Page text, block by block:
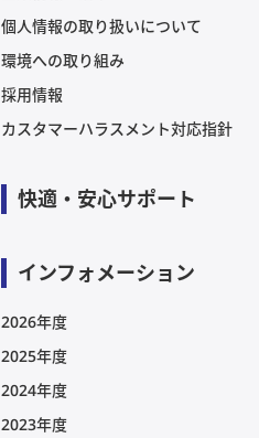
個人情報の取り扱いについて
環境への取り組み
採用情報
カスタマーハラスメント対応指針
快適・安心サポート
インフォメーション
2026年度
2025年度
2024年度
2023年度